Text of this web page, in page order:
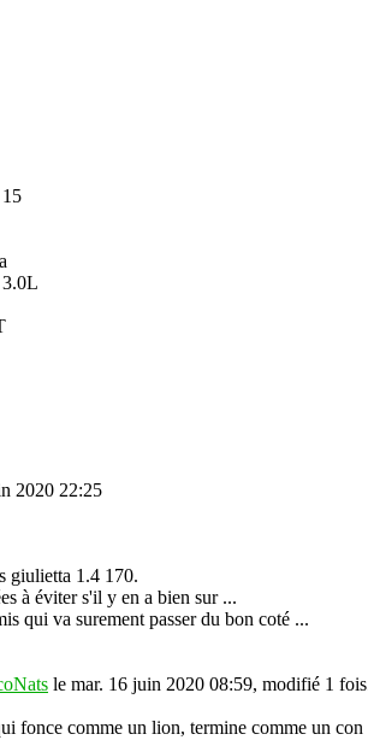
2020 22:25
giulietta 1.4 170.
à éviter s'il y en a bien sur ...
qui va surement passer du bon coté ...
le mar. 16 juin 2020 08:59, modifié 1
fonce comme un lion, termine comme un